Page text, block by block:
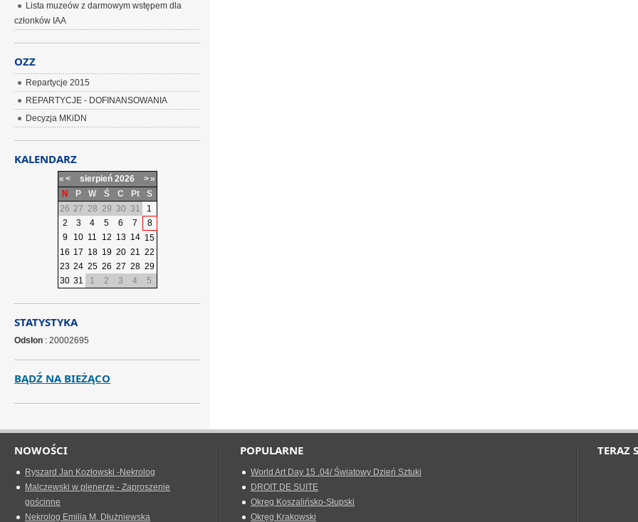
Lista muzeów z darmowym wstępem dla
członków IAA
OZZ
Repartycje 2015
REPARTYCJE - DOFINANSOWANIA
Decyzja MKiDN
KALENDARZ
« < sierpień 2026 >»
N
P W Ś C Pt
S
26 27 28 29 30 31
1
2
3 4 5 6 7
8
9
10 11 12 13 14 15
16 17 18 19 20 21 22
23 24 25 26 27 28 29
30 31 1 2 3 4 5
STATYSTYKA
Odsłon : 20002695
BĄDŹ NA BIEŻĄCO
NOWOŚCI
Ryszard Jan Kozłowski -Nekrolog
Malczewski w plenerze - Zaproszenie
gościnne
Nekrolog Emilia M. Dłużniewska
POPULARNE
World Art Day 15 .04/ Światowy Dzień Sztuki
DROIT DE SUITE
Okreg Koszalińsko-Słupski
Okręg Krakowski
TERAZ